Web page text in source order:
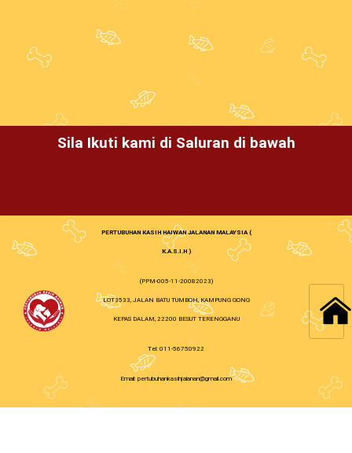
Sila Ikuti kami di Saluran di bawah
PERTUBUHAN KASIH HAIWAN JALANAN MALAYSIA (
K.A.S.I.H )
(PPM-005-11-20082023)
LOT3533, JALAN BATU TUMBOH, KAMPUNG GONG
KEPAS DALAM, 22200 BESUT TERENGGANU
Tel: 011-56750922
Email: pertubuhankasihjalanan@gmail.com